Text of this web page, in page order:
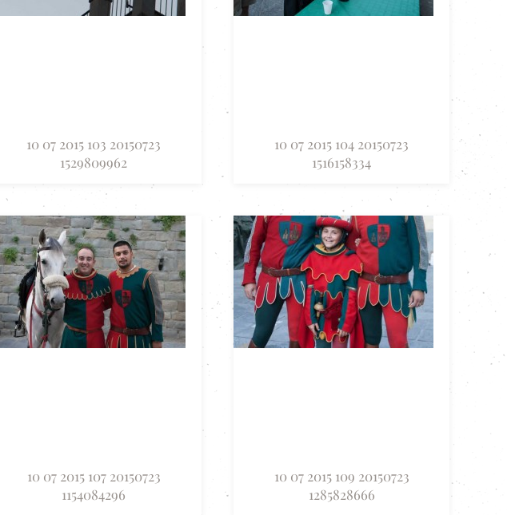
10 07 2015 103 20150723
1529809962
10 07 2015 104 20150723
1516158334
10 07 2015 107 20150723
1154084296
10 07 2015 109 20150723
1285828666